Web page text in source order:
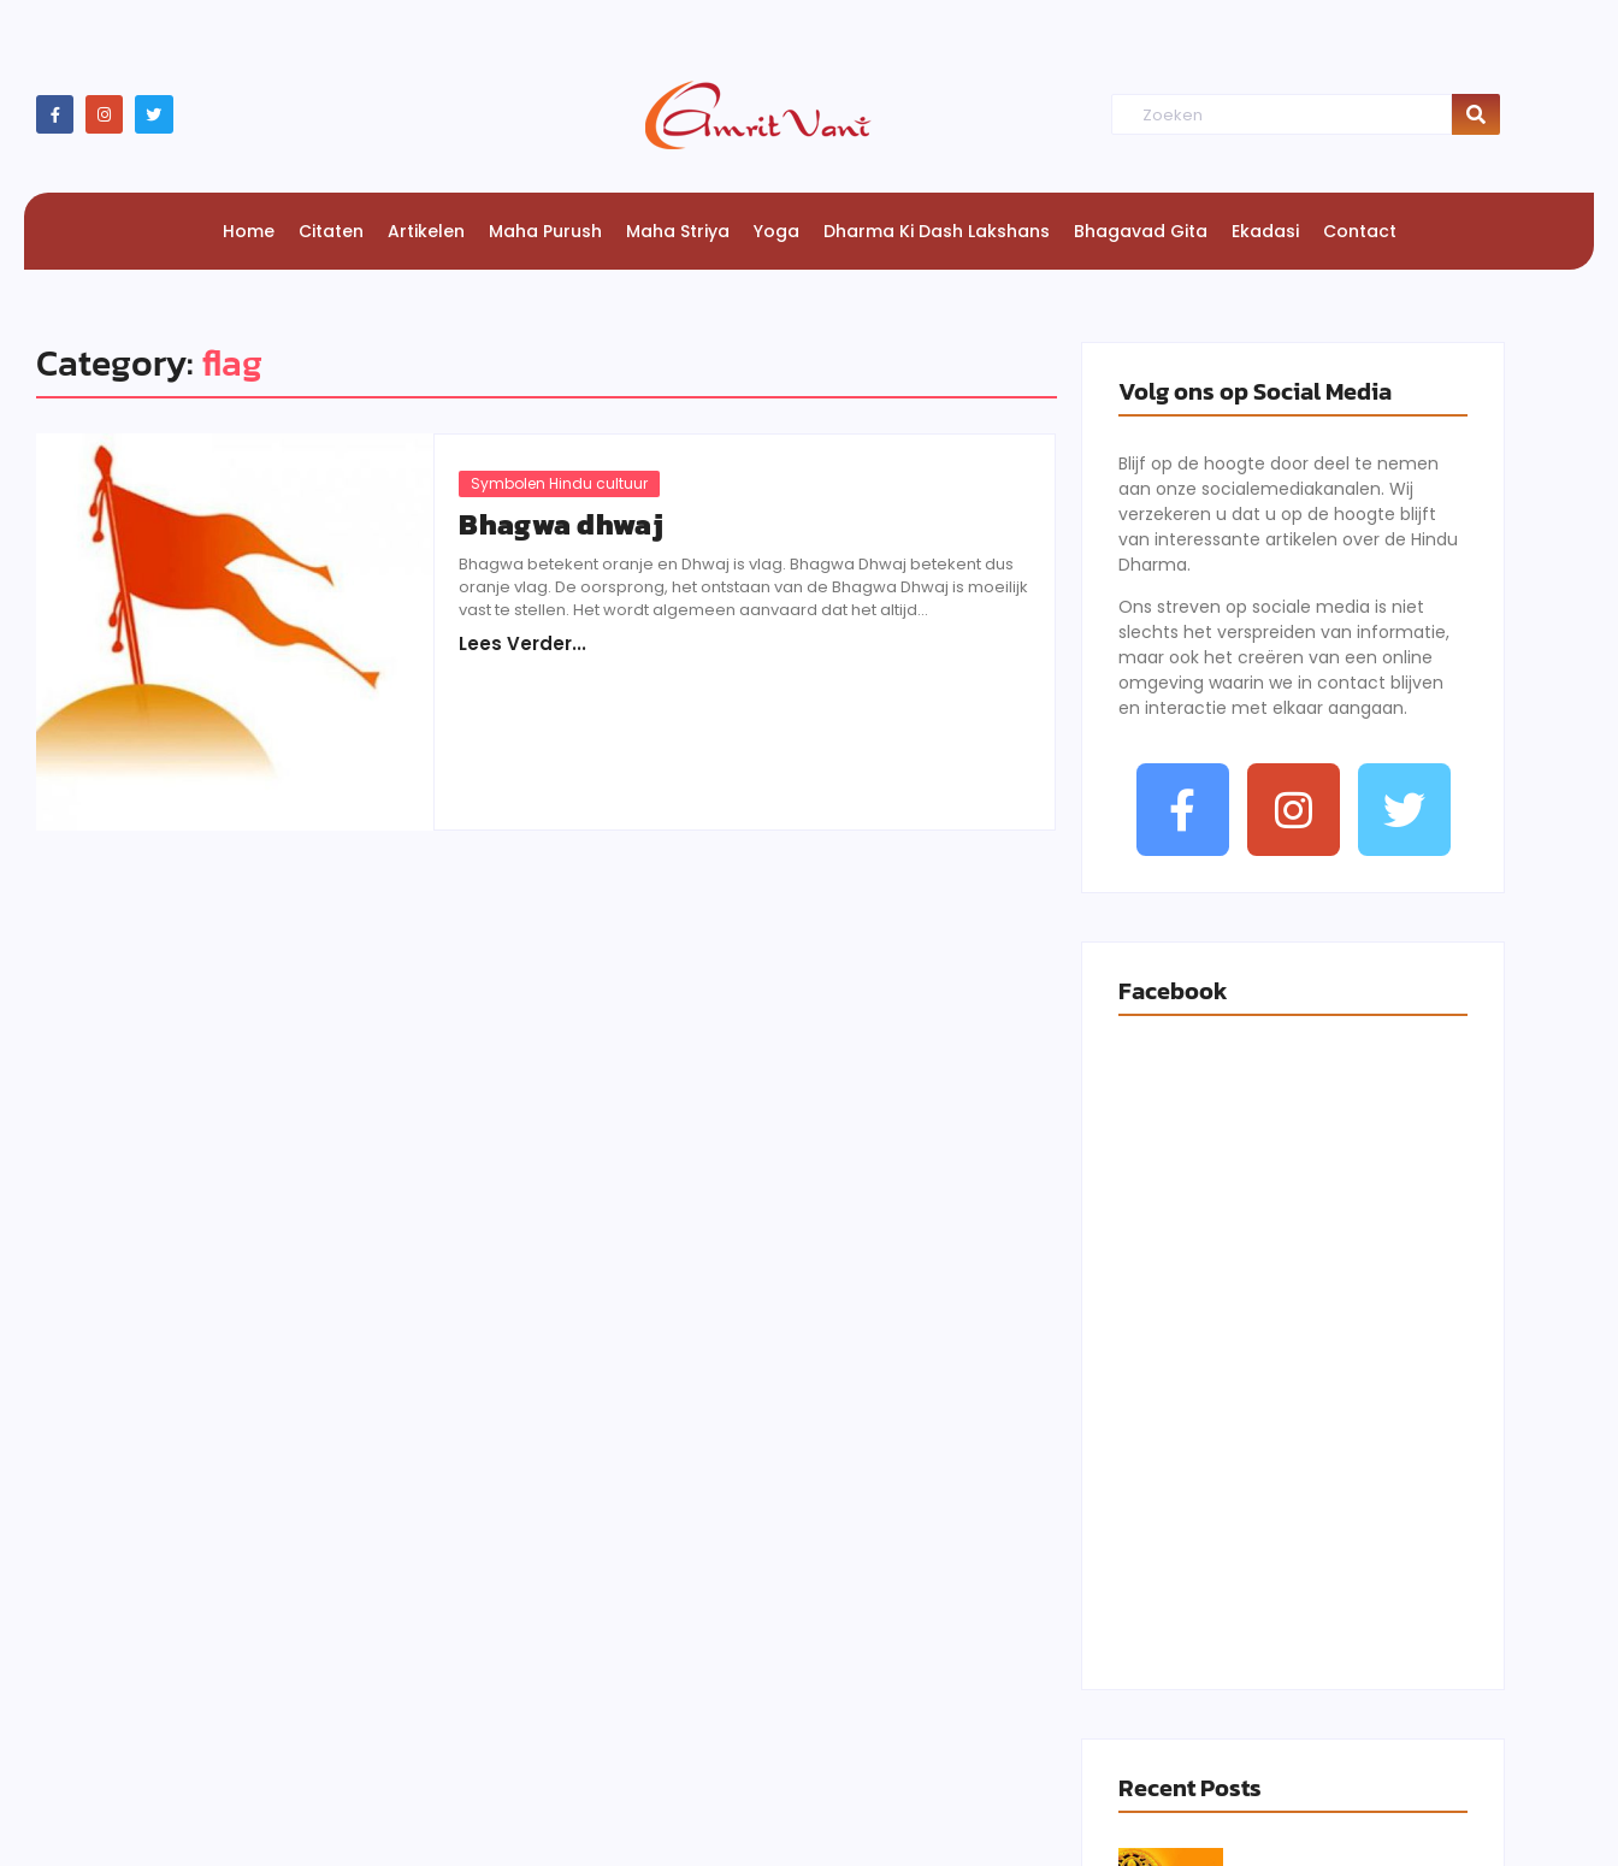
Home Citaten Artikelen Maha Purush Maha Striya Yoga Dharma Ki Dash Lakshans Bhagavad Gita Ekadasi Contact
Category:flag
Symbolen Hindu cultuur
Bhagwa dhwaj
Bhagwa betekent oranje en Dhwaj is vlag. Bhagwa Dhwaj betekent dus
oranje vlag. De oorsprong, het ontstaan van de Bhagwa Dhwaj is moeilijk
vast te stellen. Het wordt algemeen aanvaard dat het altijd...
Lees Verder...
Volg ons op Social Media
Blijf op de hoogte door deel te nemen
aan onze socialemediakanalen. Wij
verzekeren u dat u op de hoogte blijft
van interessante artikelen over de Hindu
Dharma.
Ons streven op sociale media is niet
slechts het verspreiden van informatie,
maar ook het creëren van een online
omgeving waarin we in contact blijven
en interactie met elkaar aangaan.
Facebook
Recent Posts